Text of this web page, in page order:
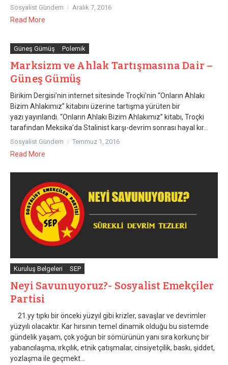
Sosyalist Gündem Aralık 7, 2016
Read More
Güneş Gümüş Polemik
Marksizm ve Ahlak Tartışmasına Dair –
Güneş Gümüş
Birikim Dergisi’nin internet sitesinde Troçki’nin “Onların Ahlakı
Bizim Ahlakımız” kitabını üzerine tartışma yürüten bir
yazı yayınlandı. “Onların Ahlakı Bizim Ahlakımız” kitabı, Troçki
tarafından Meksika’da Stalinist karşı-devrim sonrası hayal kır...
Sosyalist Gündem Temmuz 1, 2016
Read More
Kuruluş Belgeleri SEP
Neyi Savunuyoruz?- Sosyalist Emekçiler
Partisi
21.yy tıpkı bir önceki yüzyıl gibi krizler, savaşlar ve devrimler
yüzyılı olacaktır. Kar hırsının temel dinamik olduğu bu sistemde
gündelik yaşam, çok yoğun bir sömürünün yanı sıra korkunç bir
yabancılaşma, ırkçılık, etnik çatışmalar, cinsiyetçilik, baskı, şiddet,
yozlaşma ile geçmekt...